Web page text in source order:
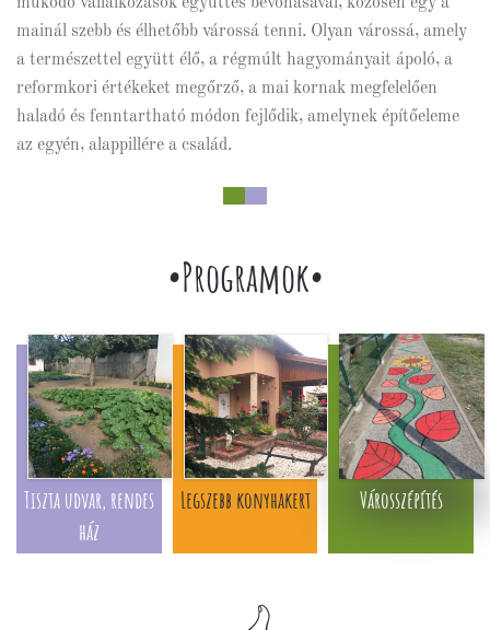
mainál szebb és élhetőbb várossá tenni. Olyan várossá, amely
a természettel együtt élő, a régmúlt hagyományait ápoló, a
reformkori értékeket megőrző, a mai kornak megfelelően
haladó és fenntartható módon fejlődik, amelynek építőeleme
az egyén, alappillére a család.
•Programok•
Tiszta udvar, rendes
ház
Legszebb konyhakert Városszépítés